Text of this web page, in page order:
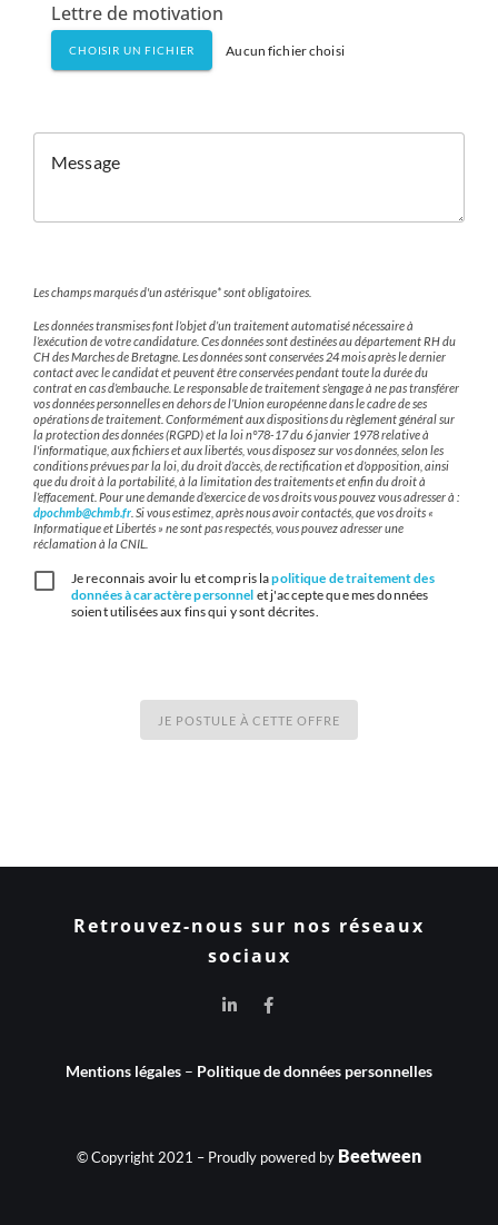
Lettre de motivation
CHOISIR UN FICHIER Aucun fichier choisi
Message
Les champs marqués d'un astérisque* sont obligatoires.
Les données transmises font l’objet d’un traitement automatisé nécessaire à
l’exécution de votre candidature. Ces données sont destinées au département RH du
CH des Marches de Bretagne. Les données sont conservées 24 mois après le dernier
contact avec le candidat et peuvent être conservées pendant toute la durée du
contrat en cas d’embauche. Le responsable de traitement s’engage à ne pas transférer
vos données personnelles en dehors de l’Union européenne dans le cadre de ses
opérations de traitement. Conformément aux dispositions du règlement général sur
la protection des données (RGPD) et la loi n°78-17 du 6 janvier 1978 relative à
l'informatique, aux fichiers et aux libertés, vous disposez sur vos données, selon les
conditions prévues par la loi, du droit d’accès, de rectification et d’opposition, ainsi
que du droit à la portabilité, à la limitation des traitements et enfin du droit à
l’effacement. Pour une demande d’exercice de vos droits vous pouvez vous adresser à :
dpochmb@chmb.fr . Si vous estimez, après nous avoir contactés, que vos droits «
Informatique et Libertés » ne sont pas respectés, vous pouvez adresser une
réclamation à la CNIL.
Je reconnais avoir lu et compris lapolitique de traitement des
données à caractère personnel et j'accepte que mes données
soient utilisées aux fins qui y sont décrites.
JE POSTULE À CETTE OFFRE
Retrouvez-nous sur nos réseaux
sociaux
Mentions légales – Politique de données personnelles
© Copyright 2021 – Proudly powered by Beetween